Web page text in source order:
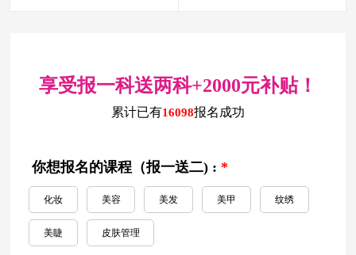
享受报一科送两科+2000元补贴！
累计已有16098报名成功
你想报名的课程（报一送二) : *
化妆 美容 美发 美甲 纹绣
美睫 皮肤管理